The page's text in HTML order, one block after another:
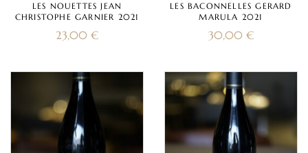
LES NOUETTES JEAN
CHRISTOPHE GARNIER 2021
23,00 €
LES BACONNELLES GERARD
MARULA 2021
30,00 €